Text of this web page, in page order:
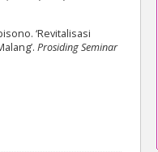
‘Revitalisasi
Prosiding Seminar